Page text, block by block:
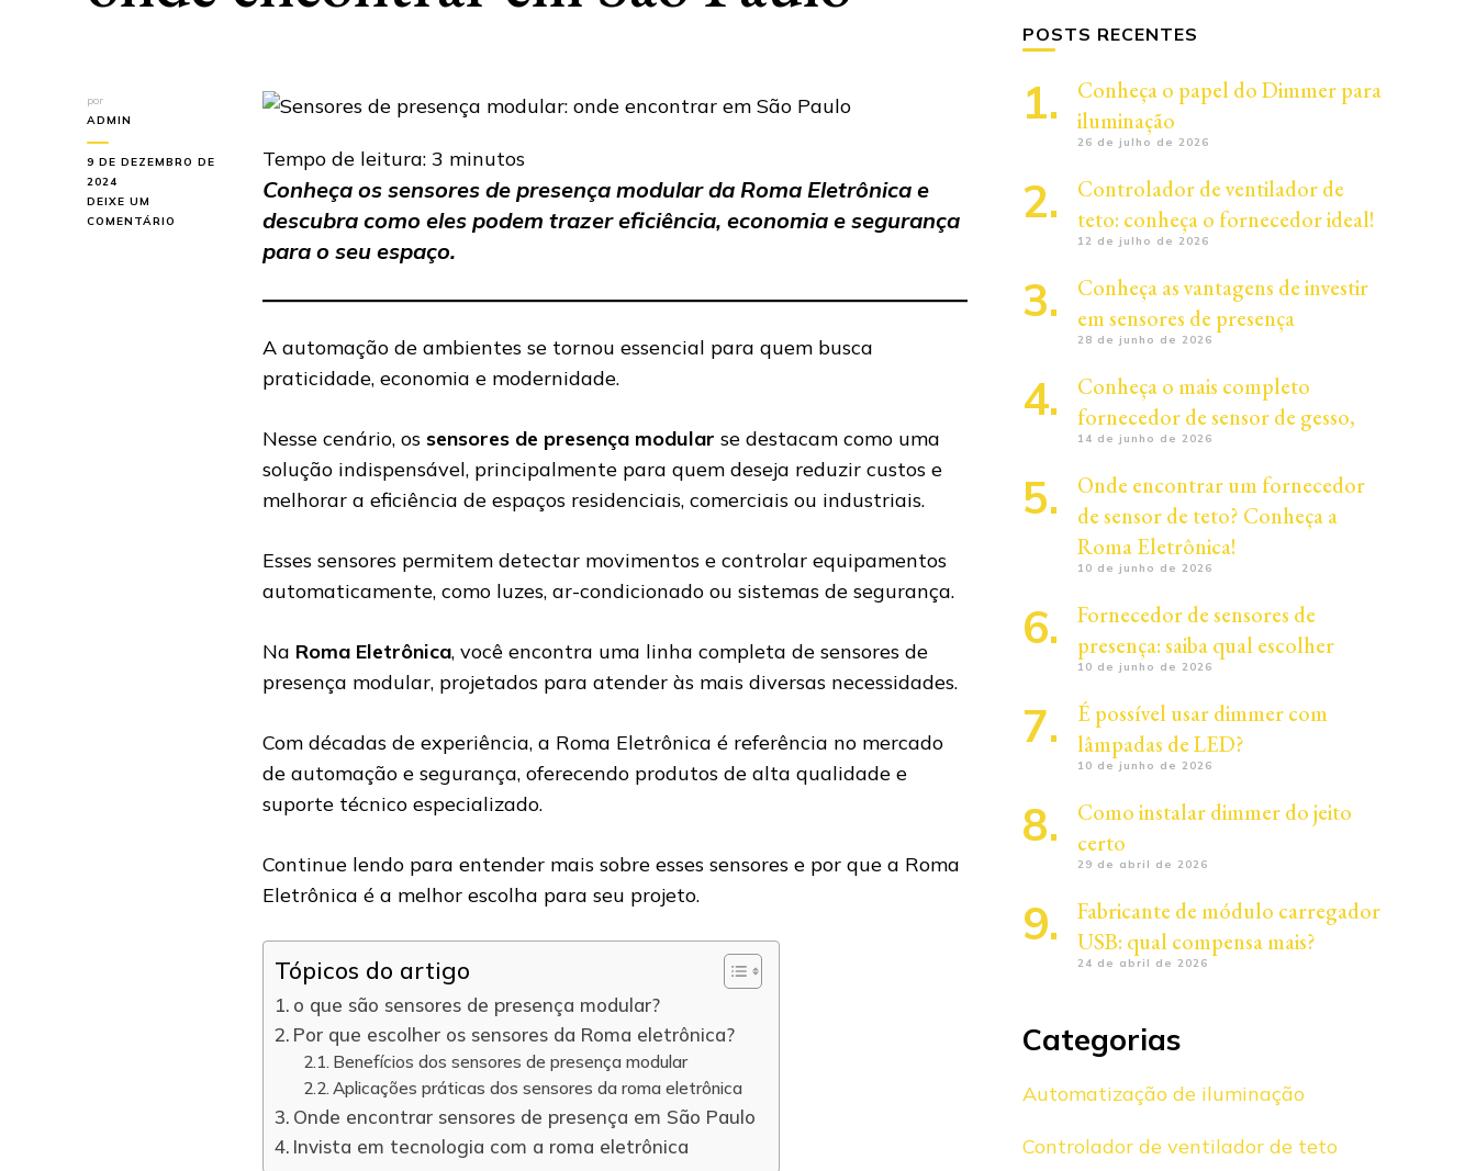
por
ADMIN
9 DE DEZEMBRO DE
2024
DEIXE UM
COMENTÁRIO
Tempo de leitura: 3 minutos
Conheça os sensores de presença modular da Roma Eletrônica e
descubra como eles podem trazer eficiência, economia e segurança
para o seu espaço.
A automação de ambientes se tornou essencial para quem busca
praticidade, economia e modernidade.
Nesse cenário, os sensores de presença modular se destacam como uma
solução indispensável, principalmente para quem deseja reduzir custos e
melhorar a eficiência de espaços residenciais, comerciais ou industriais.
Esses sensores permitem detectar movimentos e controlar equipamentos
automaticamente, como luzes, ar-condicionado ou sistemas de segurança.
Na Roma Eletrônica, você encontra uma linha completa de sensores de
presença modular, projetados para atender às mais diversas necessidades.
Com décadas de experiência, a Roma Eletrônica é referência no mercado
de automação e segurança, oferecendo produtos de alta qualidade e
suporte técnico especializado.
Continue lendo para entender mais sobre esses sensores e por que a Roma
Eletrônica é a melhor escolha para seu projeto.
Tópicos do artigo
o que são sensores de presença modular?
Por que escolher os sensores da Roma eletrônica?
Benefícios dos sensores de presença modular
Aplicações práticas dos sensores da roma eletrônica
Onde encontrar sensores de presença em São Paulo
Invista em tecnologia com a roma eletrônica
POSTS RECENTES
Conheça o papel do Dimmer para
iluminação
26 de julho de 2026
Controlador de ventilador de
teto: conheça o fornecedor ideal!
12 de julho de 2026
Conheça as vantagens de investir
em sensores de presença
28 de junho de 2026
Conheça o mais completo
fornecedor de sensor de gesso,
14 de junho de 2026
Onde encontrar um fornecedor
de sensor de teto? Conheça a
Roma Eletrônica!
10 de junho de 2026
Fornecedor de sensores de
presença: saiba qual escolher
10 de junho de 2026
É possível usar dimmer com
lâmpadas de LED?
10 de junho de 2026
Como instalar dimmer do jeito
certo
29 de abril de 2026
Fabricante de módulo carregador
USB: qual compensa mais?
24 de abril de 2026
Categorias
Automatização de iluminação
Controlador de ventilador de teto